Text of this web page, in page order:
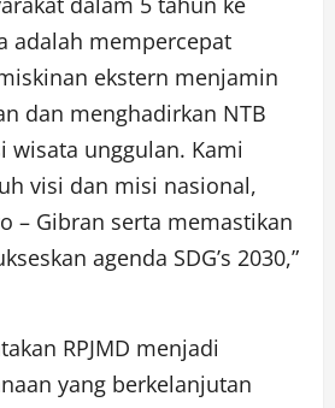
adalah mempercepat
ekstern menjamin
dan menghadirkan NTB
wisata unggulan. Kami
visi dan misi nasional,
– Gibran serta memastikan
agenda SDG’s 2030,”
RPJMD menjadi
yang berkelanjutan